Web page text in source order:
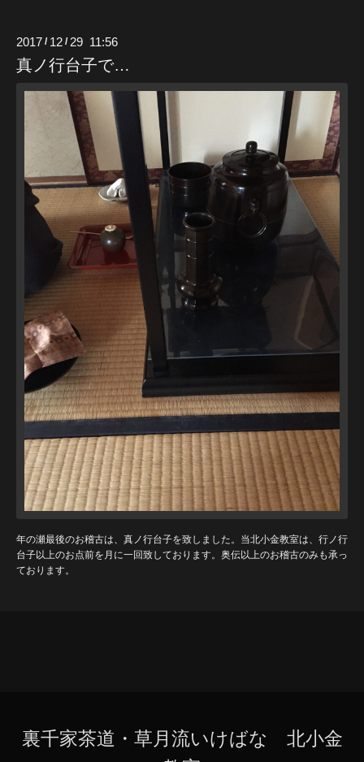
2017 / 12 / 29 11:56
真ノ行台子で…
年の瀬最後のお稽古は、真ノ行台子を致しました。当北小金教室は、行ノ行
台子以上のお点前を月に一回致しております。奥伝以上のお稽古のみも承っ
ております。
裏千家茶道・草月流いけばな 北小金